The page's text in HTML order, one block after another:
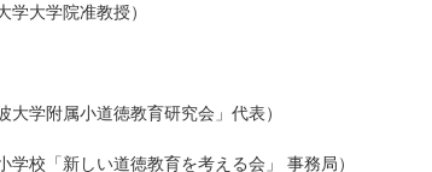
学大学院准教授）
学附属小道徳教育研究会」代表）
校「新しい道徳教育を考える会」 事務局）